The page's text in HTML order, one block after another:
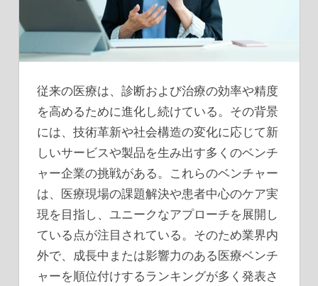
従来の医療は、診断および治療の効率や精度
を高めるために進化し続けている。 その背景
には、技術革新や社会構造の変化に応じて新
しいサービスや製品を生み出す多くのベンチ
ャー企業の挑戦がある。これらのベンチャー
は、医療現場の課題解決や患者中心のケア実
現を目指し、ユニークなアプローチを展開し
ている点が注目されている。そのため業界内
外で、成長中または影響力のある医療ベンチ
ャーを順位付けするランキングが多く発表さ